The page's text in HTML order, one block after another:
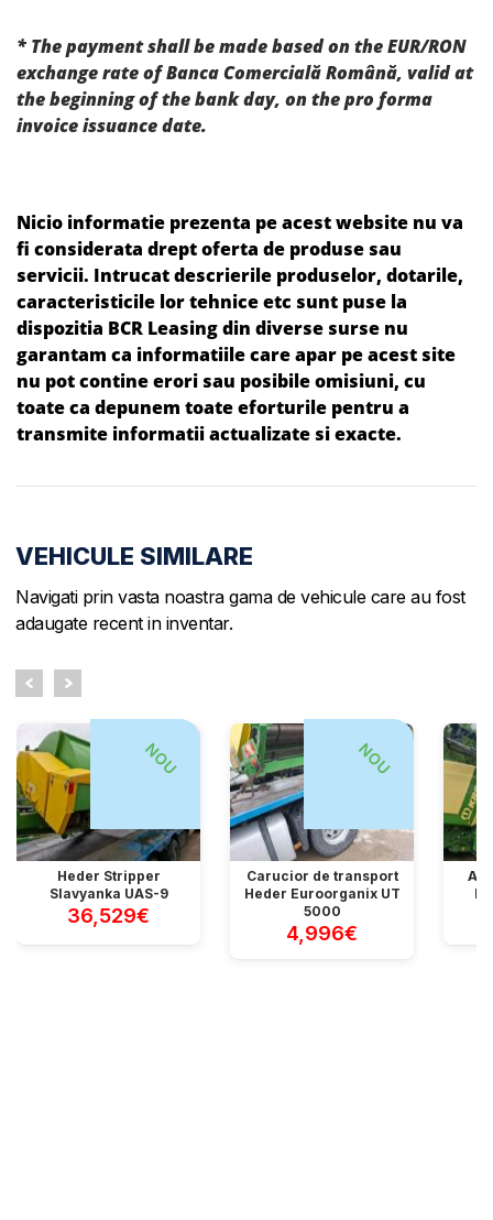
* The payment shall be made based on the EUR/RON
exchange rate of Banca Comercială Română, valid at
the beginning of the bank day, on the pro forma
invoice issuance date.
Nicio informatie prezenta pe acest website nu va
fi considerata drept oferta de produse sau
servicii. Intrucat descrierile produselor, dotarile,
caracteristicile lor tehnice etc sunt puse la
dispozitia BCR Leasing din diverse surse nu
garantam ca informatiile care apar pe acest site
nu pot contine erori sau posibile omisiuni, cu
toate ca depunem toate eforturile pentru a
transmite informatii actualizate si exacte.
VEHICULE SIMILARE
Navigati prin vasta noastra gama de vehicule care au fost
adaugate recent in inventar.
NOU
Heder Stripper
Slavyanka UAS-9
36,529€
NOU
Carucior de transport
Heder Euroorganix UT
5000
4,996€